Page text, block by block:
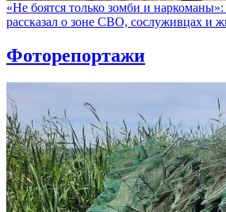
«Не боятся только зомби и
рассказал о зоне СВО, сослуживцах и
Фоторепортажи